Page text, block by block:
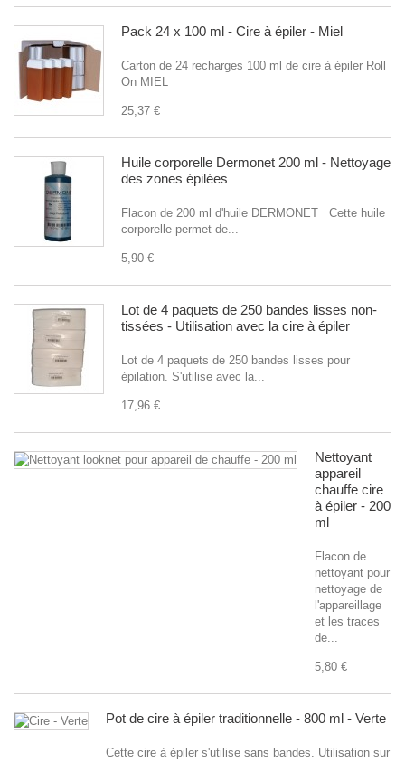
Pack 24 x 100 ml - Cire à épiler - Miel
Carton de 24 recharges 100 ml de cire à épiler Roll
On MIEL
25,37 €
Huile corporelle Dermonet 200 ml - Nettoyage
des zones épilées
Flacon de 200 ml d'huile DERMONET Cette huile
corporelle permet de...
5,90 €
Lot de 4 paquets de 250 bandes lisses non-
tissées - Utilisation avec la cire à épiler
Lot de 4 paquets de 250 bandes lisses pour
épilation. S'utilise avec la...
17,96 €
Nettoyant
appareil
chauffe cire
à épiler - 200
ml
Flacon de
nettoyant pour
nettoyage de
l'appareillage
et les traces
de...
5,80 €
Pot de cire à épiler traditionnelle - 800 ml - Verte
Cette cire à épiler s'utilise sans bandes. Utilisation sur